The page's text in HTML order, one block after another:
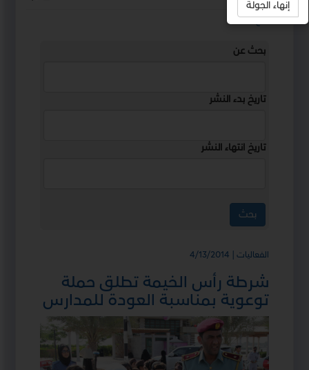
استمع
بحث عن
تاريخ بدء النشر
تاريخ انتهاء النشر
الفعاليات | 4/13/2014
شرطة رأس الخيمة تطلق حملة
توعوية بمناسبة العودة للمدارس
إنهاء الجولة